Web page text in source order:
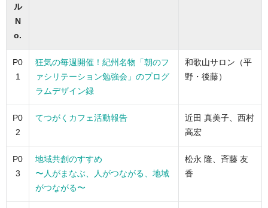
ル
N
o.
P0
1
狂気の毎週開催！紀州名物「朝のフ
ァシリテーション勉強会」のプログ
ラムデザイン録
和歌山サロン（平
野・後藤）
P0
2
てつがくカフェ活動報告
近田 真美子、西村
高宏
P0
3
地域共創のすすめ
〜人がまなぶ、人がつながる、地域
がつながる〜
松永 隆、斉藤 友
香